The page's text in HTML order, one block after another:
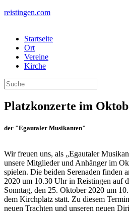
reistingen.com
Startseite
Ort
Vereine
Kirche
Platzkonzerte im
der "Egautaler Musikanten"
Wir freuen uns, als „Egautaler
unsere Mitglieder und Anhänger im
spielen. Die beiden Serenaden finden
2020 um 10.30 Uhr in Reistingen auf
Sonntag, den 25. Oktober 2020 um
dem Kirchplatz statt. Zu diesem
neuen Trachten und unseren neuen